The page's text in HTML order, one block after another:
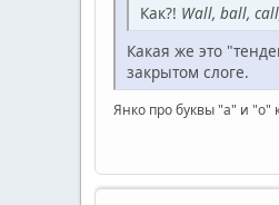
Как?! Wall, ball,
Какая же это
закрытом слоге.
Янко про буквы "a" и "o"